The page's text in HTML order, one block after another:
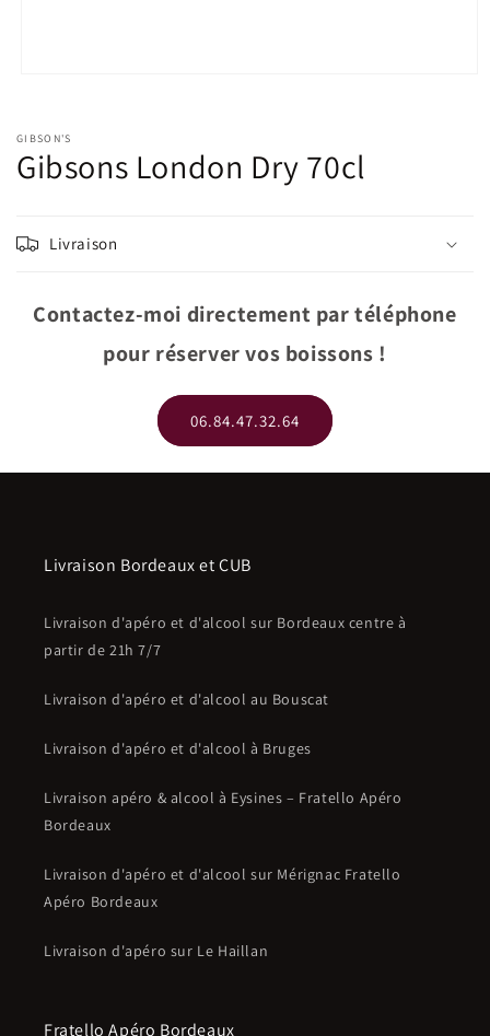
1
dans
une
fenêtre
GIBSON'S
Gibsons London Dry 70cl
Livraison
Contactez-moi directement par téléphone
pour réserver vos boissons !
06.84.47.32.64
Livraison Bordeaux et CUB
Livraison d'apéro et d'alcool sur Bordeaux centre à
partir de 21h 7/7
Livraison d'apéro et d'alcool au Bouscat
Livraison d'apéro et d'alcool à Bruges
Livraison apéro & alcool à Eysines – Fratello Apéro
Bordeaux
Livraison d'apéro et d'alcool sur Mérignac Fratello
Apéro Bordeaux
Livraison d'apéro sur Le Haillan
Fratello Apéro Bordeaux